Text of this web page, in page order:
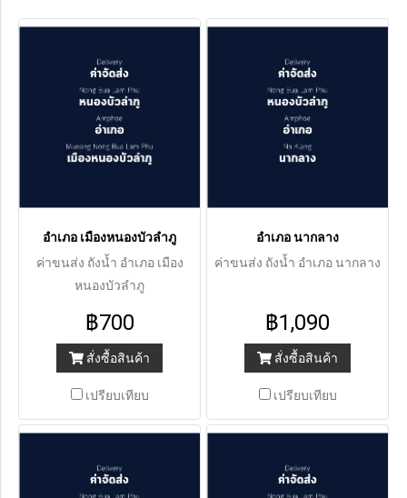
อำเภอ เมืองหนองบัวลำภู
ค่าขนส่ง ถังน้ำ อำเภอ เมือง
หนองบัวลำภู
฿700
สั่งซื้อสินค้า
เปรียบเทียบ
อำเภอ นากลาง
ค่าขนส่ง ถังน้ำ อำเภอ นากลาง
฿1,090
สั่งซื้อสินค้า
เปรียบเทียบ